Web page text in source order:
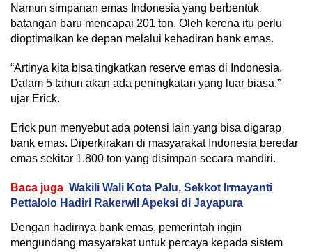
Namun simpanan emas Indonesia yang berbentuk
batangan baru mencapai 201 ton. Oleh kerena itu perlu
dioptimalkan ke depan melalui kehadiran bank emas.
“Artinya kita bisa tingkatkan reserve emas di Indonesia.
Dalam 5 tahun akan ada peningkatan yang luar biasa,”
ujar Erick.
Erick pun menyebut ada potensi lain yang bisa digarap
bank emas. Diperkirakan di masyarakat Indonesia beredar
emas sekitar 1.800 ton yang disimpan secara mandiri.
Baca juga Wakili Wali Kota Palu, Sekkot Irmayanti
Pettalolo Hadiri Rakerwil Apeksi di Jayapura
Dengan hadirnya bank emas, pemerintah ingin
mengundang masyarakat untuk percaya kepada sistem